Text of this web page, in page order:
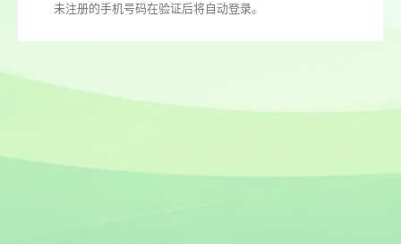
未注册的手机号码在验证后将自动登录。